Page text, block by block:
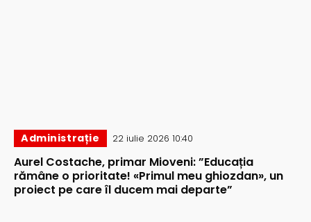
Administrație 22 iulie 2026 10:40
Aurel Costache, primar Mioveni: ”Educația
rămâne o prioritate! «Primul meu ghiozdan», un
proiect pe care îl ducem mai departe”